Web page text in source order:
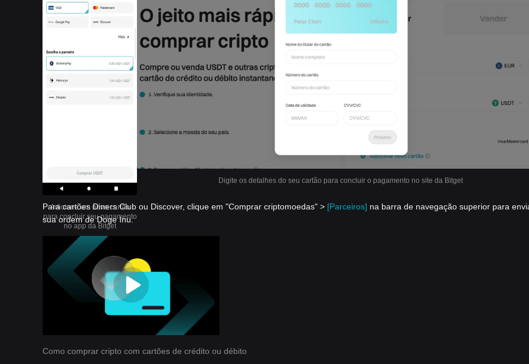
Adicione um novo cartão
para concluir seu pagamento
no app da Bitget
Digite os detalhes do seu cartão para concluir o pagamento no site da Bitget
Para cartões Diners Club ou Discover, clique em "Comprar criptomoedas" > [Parceiros] na barra de navegação superior para
sua ordem de Doge Inu.
Como comprar cripto com cartões de crédito ou débito